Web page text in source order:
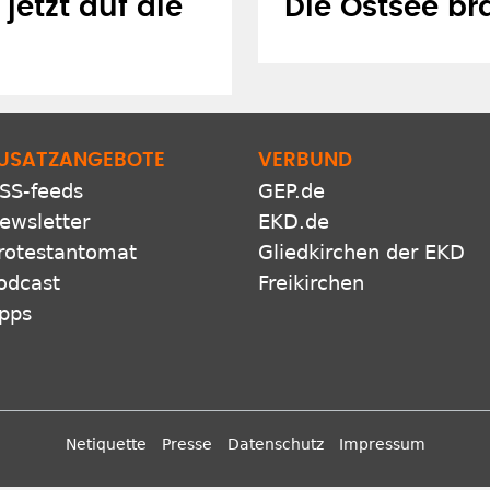
jetzt auf die Die Ostsee
feeds
VERBUND
GEP.de
EKD.de
Gliedkirchen der EKD
Freikirchen
Netiquette Presse Datenschutz Impressum